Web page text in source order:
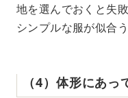
地を選んでおくと失
シンプルな服が似合
（4）体形にあっ